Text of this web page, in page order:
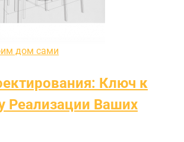
дом сами
Ключ к
Реализации Ваших